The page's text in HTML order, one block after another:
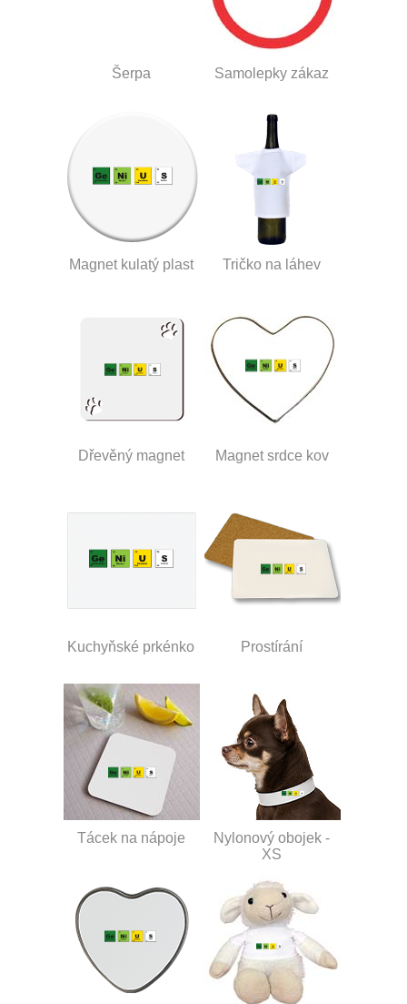
Šerpa Samolepky zákaz
Magnet kulatý plast Tričko na láhev
Dřevěný magnet Magnet srdce kov
Kuchyňské prkénko Prostírání
Tácek na nápoje
Nylonový obojek -
XS